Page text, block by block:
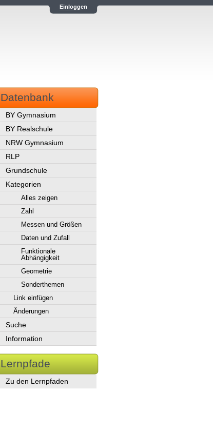
Einloggen
Datenbank
BY Gymnasium
BY Realschule
NRW Gymnasium
RLP
Grundschule
Kategorien
Alles zeigen
Zahl
Messen und Größen
Daten und Zufall
Funktionale
Abhängigkeit
Geometrie
Sonderthemen
Link einfügen
Änderungen
Suche
Information
Lernpfade
Zu den Lernpfaden